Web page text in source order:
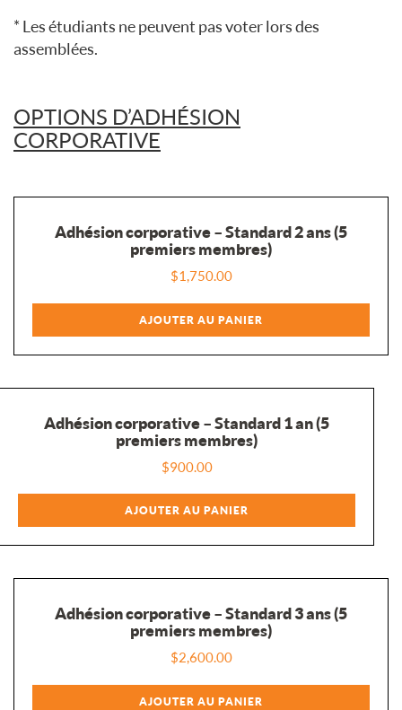
* Les étudiants ne peuvent pas voter lors des
assemblées.
OPTIONS D’ADHÉSION
CORPORATIVE
Adhésion corporative – Standard 2 ans (5
premiers membres)
$1,750.00
AJOUTER AU PANIER
Adhésion corporative – Standard 1 an (5
premiers membres)
$900.00
AJOUTER AU PANIER
Adhésion corporative – Standard 3 ans (5
premiers membres)
$2,600.00
AJOUTER AU PANIER